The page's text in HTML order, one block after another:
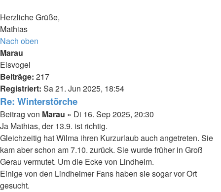
Herzliche Grüße,
Mathias
Nach oben
Marau
Eisvogel
Beiträge: 217
Registriert: Sa 21. Jun 2025, 18:54
Re: Winterstörche
Beitrag von Marau » Di 16. Sep 2025, 20:30
Ja Mathias, der 13.9. ist richtig.
Gleichzeitig hat Wilma ihren Kurzurlaub auch angetreten. Sie
kam aber schon am 7.10. zurück. Sie wurde früher in Groß
Gerau vermutet. Um die Ecke von Lindheim.
Einige von den Lindheimer Fans haben sie sogar vor Ort
gesucht.